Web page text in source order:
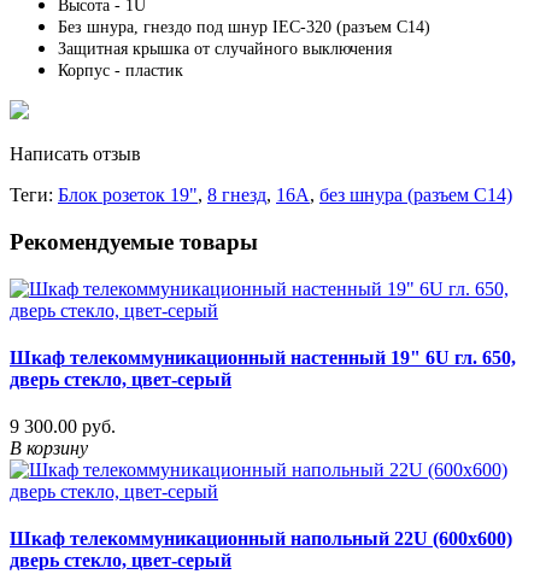
Высота - 1U
Без шнура, гнездо под шнур IEC-320 (разъем C14)
Защитная крышка от случайного выключения
Корпус - пластик
Написать отзыв
Теги: Блок розеток 19", 8 гнезд, 16А, без шнура (разъем С14)
Рекомендуемые товары
Шкаф телекоммуникационный настенный 19" 6U гл. 650,
дверь стекло, цвет-серый
9 300.00 руб.
В корзину
Шкаф телекоммуникационный напольный 22U (600х600)
дверь стекло, цвет-серый